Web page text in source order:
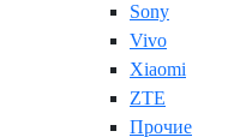
Sony
Vivo
Xiaomi
ZTE
Прочие